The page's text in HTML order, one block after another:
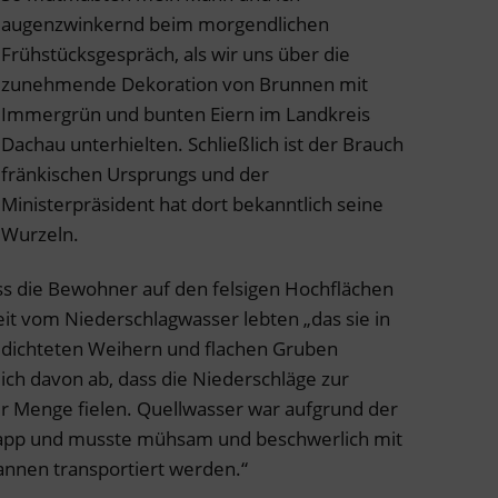
augenzwinkernd beim morgendlichen
Frühstücksgespräch, als wir uns über die
zunehmende Dekoration von Brunnen mit
Immergrün und bunten Eiern im Landkreis
Dachau unterhielten. Schließlich ist der Brauch
fränkischen Ursprungs und der
Ministerpräsident hat dort bekanntlich seine
Wurzeln.
die Bewohner auf den felsigen Hochflächen
vom Niederschlagwasser lebten „das sie in
Weihern und flachen Gruben
davon ab, dass die Niederschläge zur
Menge fielen. Quellwasser war aufgrund der
und musste mühsam und beschwerlich mit
transportiert werden.“